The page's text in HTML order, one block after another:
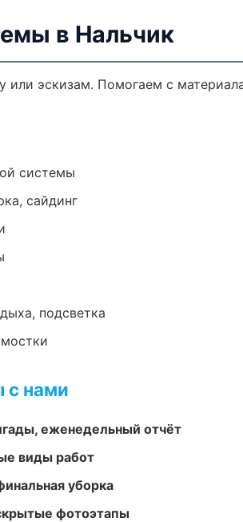
в Нальчик
или эскизам. Помогаем с
системы
сайдинг
подсветка
с нами
еженедельный отчёт
виды работ
уборка
фотоэтапы